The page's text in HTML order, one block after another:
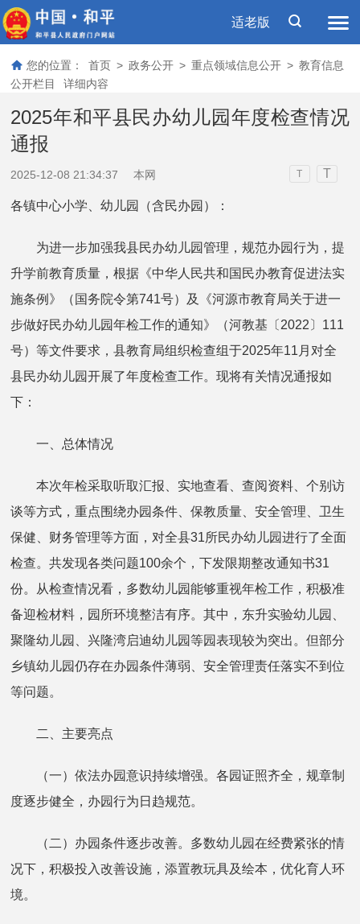
适老版
您的位置： 首页 > 政务公开 > 重点领域信息公开 > 教育信息
公开栏目
详细内容
2025年和平县民办幼儿园年度检查情况
通报
2025-12-08 21:34:37 本网 T T
各镇中心小学、幼儿园（含民办园）：
为进一步加强我县民办幼儿园管理，规范办园行为，提
升学前教育质量，根据《中华人民共和国民办教育促进法实
施条例》（国务院令第741号）及《河源市教育局关于进一
步做好民办幼儿园年检工作的通知》（河教基〔2022〕111
号）等文件要求，县教育局组织检查组于2025年11月对全
县民办幼儿园开展了年度检查工作。现将有关情况通报如
下：
一、总体情况
本次年检采取听取汇报、实地查看、查阅资料、个别访
谈等方式，重点围绕办园条件、保教质量、安全管理、卫生
保健、财务管理等方面，对全县31所民办幼儿园进行了全面
检查。共发现各类问题100余个，下发限期整改通知书31
份。从检查情况看，多数幼儿园能够重视年检工作，积极准
备迎检材料，园所环境整洁有序。其中，东升实验幼儿园、
聚隆幼儿园、兴隆湾启迪幼儿园等园表现较为突出。但部分
乡镇幼儿园仍存在办园条件薄弱、安全管理责任落实不到位
等问题。
二、主要亮点
（一）依法办园意识持续增强。各园证照齐全，规章制
度逐步健全，办园行为日趋规范。
（二）办园条件逐步改善。多数幼儿园在经费紧张的情
况下，积极投入改善设施，添置教玩具及绘本，优化育人环
境。